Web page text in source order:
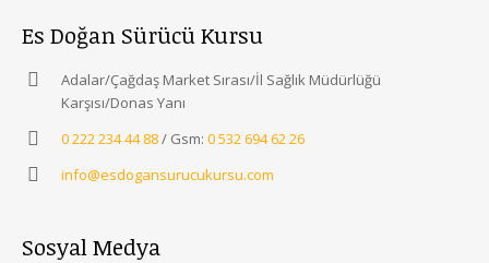
Es Doğan Sürücü Kursu
Adalar/Çağdaş Market Sırası/İl Sağlık Müdürlüğü
Karşısı/Donas Yanı
0 222 234 44 88/ Gsm: 0 532 694 62 26
info@esdogansurucukursu.com
Sosyal Medya